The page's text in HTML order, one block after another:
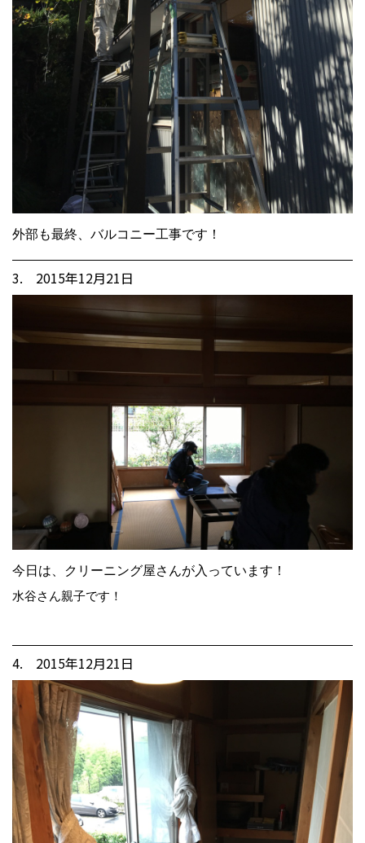
外部も最終、バルコニー工事です！
3. 2015年12月21日
今日は、クリーニング屋さんが入っています！
水谷さん親子です！
4. 2015年12月21日